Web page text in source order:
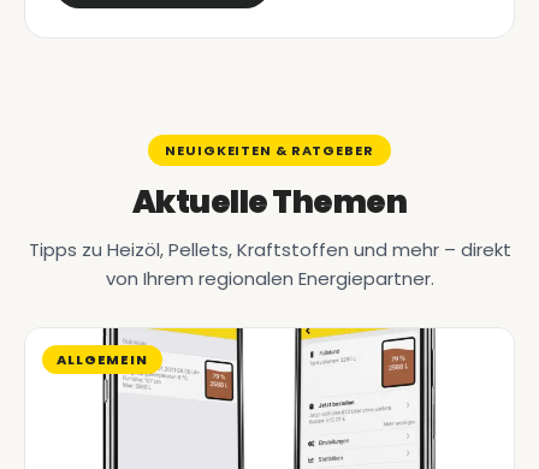
NEUIGKEITEN & RATGEBER
Aktuelle Themen
Tipps zu Heizöl, Pellets, Kraftstoffen und mehr – direkt
von Ihrem regionalen Energiepartner.
ALLGEMEIN